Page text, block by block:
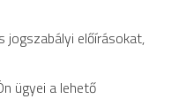
jogszabályi előírásokat,
ügyei a lehető